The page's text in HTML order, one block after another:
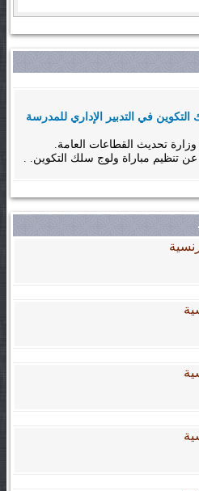
في التدبير الإداري للمدرسة
وزارة تحديث القطاعات العامة.
عن تنظيم مباراة ولوج سلك التكوين. .